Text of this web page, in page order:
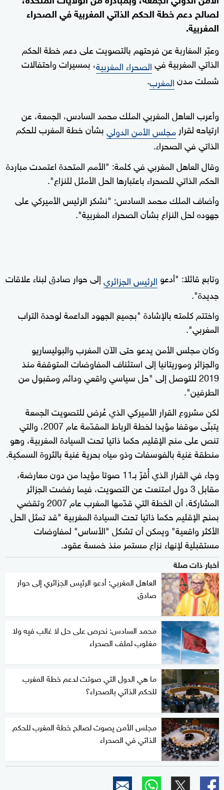
لصالح دعم خطة الحكم الذاتي المغربية في الصحراء
المغربية.
وعبّر المغاربة عن فرحتهم بالتصويت على دعم خطة الحكم
الذاتي المغربية فيالصحراء المغربية، بمسيرات واحتفالات
شملت مدنالمغرب.
وأعرب العاهل المغربي الملك محمد السادس، الجمعة، عن
ارتياحه لقرار مجلس الأمن الدوليبشأن خطة المغرب للحكم
الذاتي في الصحراء.
وقال العاهل المغربي في كلمة: "الأمم المتحدة اعتمدت مباردة
الحكم الذاتي للصحراء باعتبارها الحل الأمثل للنزاع".
وأضاف الملك محمد السادس: "نشكر الرئيس الأميركي على
جهوده لحل النزاع بشأن الصحراء المغربية".
وتابع قائلا: "أدعو الرئيس الجزائريإلى حوار صادق لبناء علاقات
جديدة".
واختتم كلمته بالإشادة "بجميع الجهود الداعمة لوحدة التراب
المغربي".
وكان مجلس الأمن يدعو حتى الآن المغرب والبوليساريو
والجزائر وموريتانيا إلى استئناف المفاوضات المتوقفة منذ
2019 للتوصل إلى "حل سياسي واقعي ودائم ومقبول من
الطرفين".
لكن مشروع القرار الأميركي الذي عُرض للتصويت الجمعة
يتبنّى موقفا مؤيدا لخطة الرباط المقدّمة عام 2007، والتي
تنص على منح الإقليم حكما ذاتيا تحت السيادة المغربية، وهو
منطقة غنية بالفوسفات وذو مياه بحرية غنية بالثروة السمكية.
وجاء في القرار الذي أُقرّ بـ11 صوتا مؤيدا من دون معارضة،
مقابل 3 دول امتنعت عن التصويت، فيما رفضت الجزائر
المشاركة، أن الخطة التي قدّمها المغرب عام 2007 وتقضي
بمنح الإقليم حكما ذاتيا تحت السيادة المغربية "قد تمثل الحل
الأكثر واقعية" ويمكن أن تشكل "الأساس" لمفاوضات
مستقبلية لإنهاء نزاع مستمر منذ خمسة عقود.
أخبار ذات صلة
العاهل المغربي: أدعو الرئيس الجزائري إلى حوار
صادق
محمد السادس: نحرص على حل لا غالب فيه ولا
مغلوب لملف الصحراء
ما هي الدول التي صوتت لدعم خطة المغرب
للحكم الذاتي بالصحراء؟
مجلس الأمن يصوت لصالح خطة المغرب للحكم
الذاتي في الصحراء